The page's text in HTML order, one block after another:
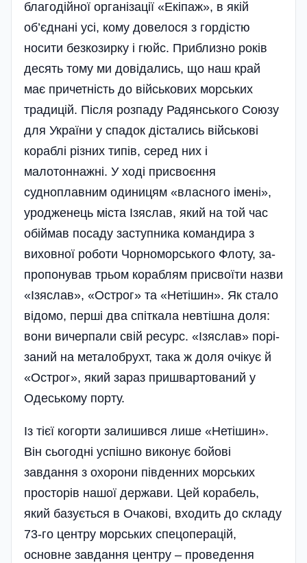
благодійної організації «Екіпаж», в якій
об’єднані усі, кому довелося з гор­дістю
носити безкозирку і гюйс. Приблизно років
десять тому ми довідались, що наш край
має причетність до військових морських
традицій. Після розпаду Радянського Союзу
для України у спадок дістались військові
кораблі різних типів, серед них і
малотоннажні. У ході присвоєння
судноплавним одиницям «власного імені»,
уродженець міста Ізяслав, який на той час
обі­ймав посаду заступника командира з
виховної роботи Чорноморського Флоту, за­
пропонував трьом кораблям присвоїти назви
«Ізяслав», «Острог» та «Нетішин». Як стало
відомо, перші два спіткала невтішна доля:
вони вичерпали свій ресурс. «Ізяслав» порі­
заний на металобрухт, така ж доля очікує й
«Острог», який зараз пришвартований у
Одеському порту­.
Із тієї когорти залишився лише «Нетішин».
Він сьогодні успішно виконує бойові
завдання з охорони південних морських
просторів нашої держави. Цей корабель,
який базується в Очакові, входить до складу
73-го центру морських спецоперацій,
основне завдання центру – проведення